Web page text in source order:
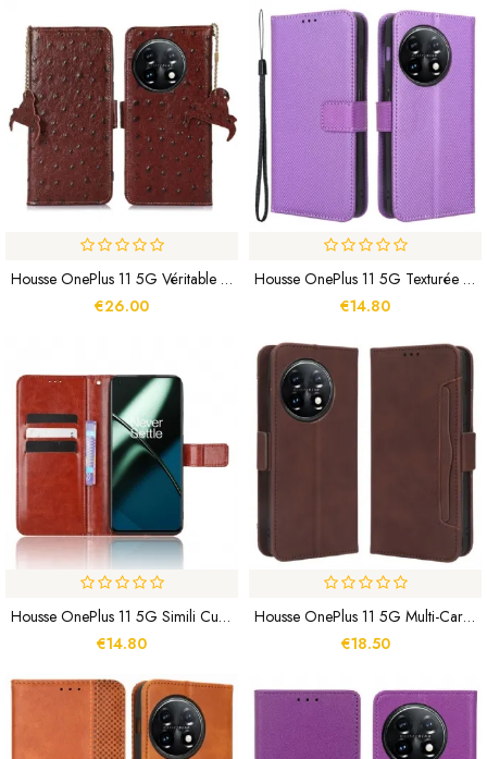
Housse OnePlus 11 5G Véritable Cuir Autruche RFID
€26.00
Housse OnePlus 11 5G Texturée À Lanière
€14.80
Housse OnePlus 11 5G Simili Cuir Flashy
€14.80
Housse OnePlus 11 5G Multi-Cartes
€18.50